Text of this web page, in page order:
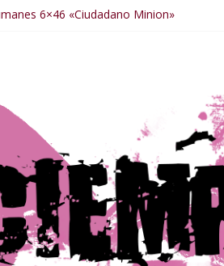
6×46 «Ciudadano Minion»
6×47 «De nada por nada»